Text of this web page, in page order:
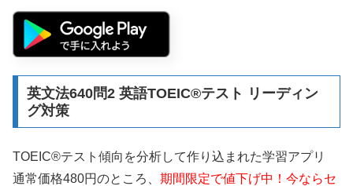
英文法640問2 英語TOEIC®テスト リーディン
グ対策
TOEIC®テスト傾向を分析して作り込まれた学習アプリ
通常価格480円のところ、 期間限定で値下げ中！今ならセ